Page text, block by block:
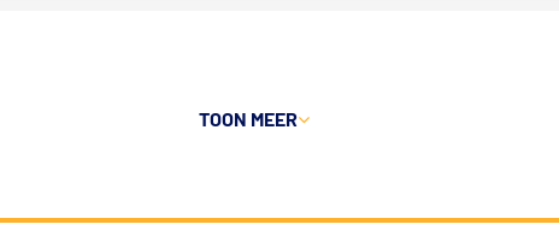
TOON MEER